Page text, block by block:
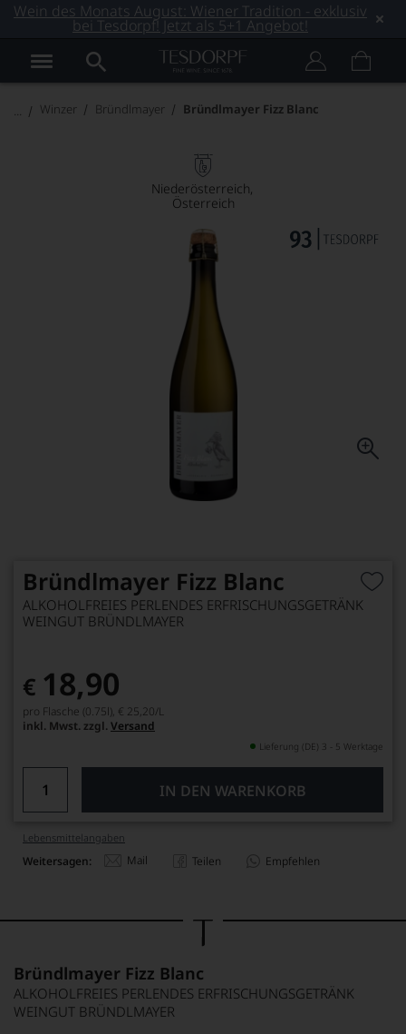
Wein des Monats August: Wiener Tradition - exklusiv
bei Tesdorpf! Jetzt als 5+1 Angebot!
Winzer Bründlmayer Bründlmayer Fizz Blanc
Niederösterreich
Österreich
Bründlmayer Fizz Blanc
ALKOHOLFREIES PERLENDES ERFRISCHUNGSGETRÄNK
WEINGUT BRÜNDLMAYER
€ 18,90
pro Flasche (0.75l), € 25,20/L
inkl. Mwst. zzgl. Versand
Lieferung (DE) 3 - 5 Werktage
IN DEN WARENKORB
Lebensmittel­angaben
Weitersagen: Mail Teilen Empfehlen
Bründlmayer Fizz Blanc
ALKOHOLFREIES PERLENDES ERFRISCHUNGSGETRÄNK
WEINGUT BRÜNDLMAYER